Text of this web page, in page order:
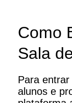
Como
Sala
Para
alunos e